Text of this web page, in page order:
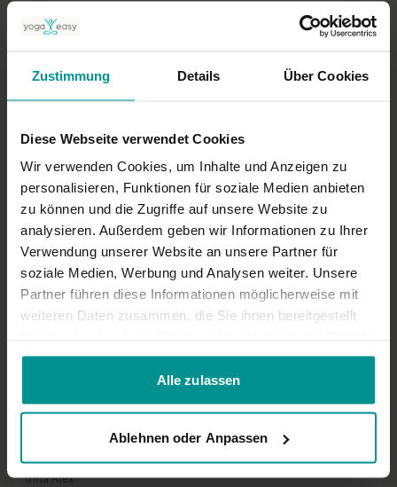
Zustimmung Details Über Cookies
Diese Webseite verwendet Cookies
Wir verwenden Cookies, um Inhalte und Anzeigen zu
personalisieren, Funktionen für soziale Medien anbieten
zu können und die Zugriffe auf unsere Website zu
analysieren. Außerdem geben wir Informationen zu Ihrer
Verwendung unserer Website an unsere Partner für
soziale Medien, Werbung und Analysen weiter. Unsere
Partner führen diese Informationen möglicherweise mit
weiteren Daten zusammen, die Sie ihnen bereitgestellt
gesammelt haben.
Alle zulassen
Ablehnen oder Anpassen
war sehr schön mit dem Partner.
0
Ähnliche Videos
Irina Alex